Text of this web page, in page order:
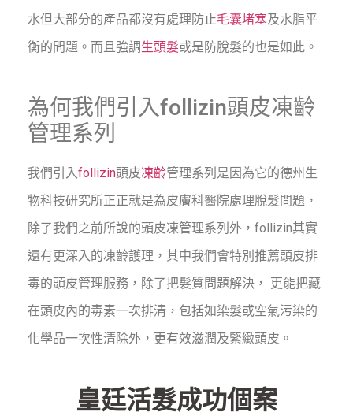
水但大部分的產品都沒有處理防止毛囊堵塞及水脂平
衡的問題。而且強調生頭髮或是防脫髮的也是如此。
為何我們引入follizin頭皮凍齡
管理系列
我們引入follizin頭皮凍齡管理系列是因為它的德州生
物科技研究所正正就是為皮膚科醫院處理脫髮問題，
除了我們之前所說的頭皮凍管理系列外，follizin其實
還有更深入的凍齡護理，其中我們會特別推薦頭皮排
毒的頭皮管理服務，除了把髮質問題解決， 更能把藏
在頭皮內的毒素一次排清，包括如染髮或空氣污染的
化學品一次性清除外，更有效滋潤及緊緻頭皮。
皇廷活髮成功個案